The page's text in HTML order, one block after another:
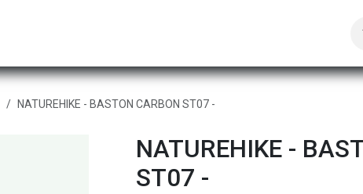
NATUREHIKE - BASTON CARBON ST07 -
NATUREHIKE -
ST07 -